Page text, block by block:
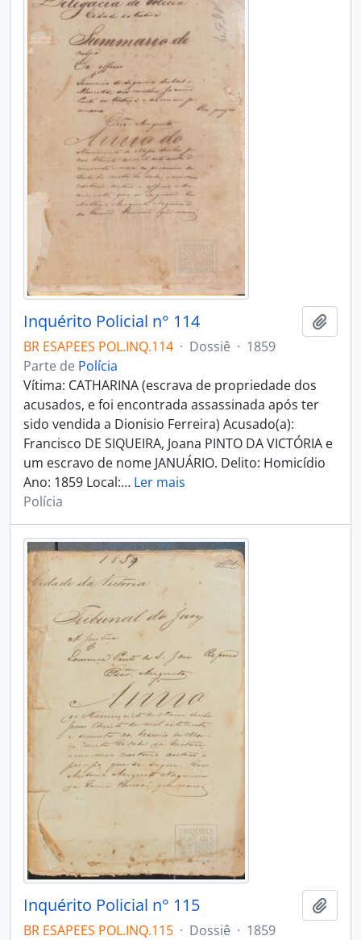
Inquérito Policial n° 114
BR ESAPEES POL.INQ.114 · Dossiê · 1859
Parte de Polícia
Vítima: CATHARINA (escrava de propriedade dos
acusados, e foi encontrada assassinada após ter
sido vendida a Dionisio Ferreira) Acusado(a):
Francisco DE SIQUEIRA, Joana PINTO DA VICTÓRIA e
um escravo de nome JANUÁRIO. Delito: Homicídio
Ano: 1859 Local:… Ler mais
Polícia
Inquérito Policial n° 115
BR ESAPEES POL.INQ.115 · Dossiê · 1859